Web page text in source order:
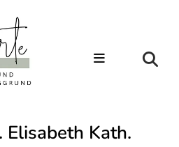
Elisabeth Kath.